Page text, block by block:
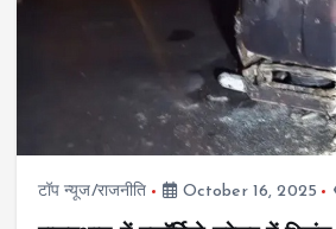
टॉप न्यूज/राजनीति October 16, 2025